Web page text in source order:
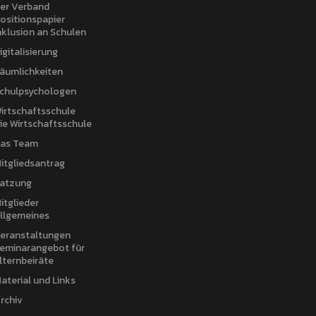
Verband
an Schulen
Wirtschaftsschule
Team
für
und Links